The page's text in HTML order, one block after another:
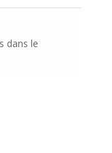
dans le